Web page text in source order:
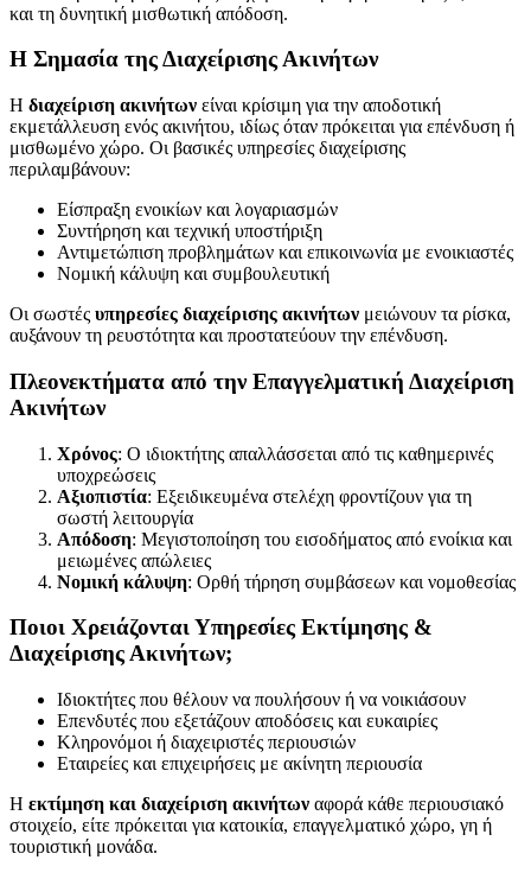
και τη δυνητική μισθωτική απόδοση.
Η Σημασία της Διαχείρισης Ακινήτων
Η διαχείριση ακινήτων είναι κρίσιμη για την αποδοτική
εκμετάλλευση ενός ακινήτου, ιδίως όταν πρόκειται για επένδυση ή
μισθωμένο χώρο. Οι βασικές υπηρεσίες διαχείρισης
περιλαμβάνουν:
Είσπραξη ενοικίων και λογαριασμών
Συντήρηση και τεχνική υποστήριξη
Αντιμετώπιση προβλημάτων και επικοινωνία με ενοικιαστές
Νομική κάλυψη και συμβουλευτική
Οι σωστές υπηρεσίες διαχείρισης ακινήτων μειώνουν τα ρίσκα,
αυξάνουν τη ρευστότητα και προστατεύουν την επένδυση.
Πλεονεκτήματα από την Επαγγελματική Διαχείριση
Ακινήτων
Χρόνος: Ο ιδιοκτήτης απαλλάσσεται από τις καθημερινές
υποχρεώσεις
Αξιοπιστία: Εξειδικευμένα στελέχη φροντίζουν για τη
σωστή λειτουργία
Απόδοση: Μεγιστοποίηση του εισοδήματος από ενοίκια και
μειωμένες απώλειες
Νομική κάλυψη: Ορθή τήρηση συμβάσεων και νομοθεσίας
Ποιοι Χρειάζονται Υπηρεσίες Εκτίμησης &
Διαχείρισης Ακινήτων;
Ιδιοκτήτες που θέλουν να πουλήσουν ή να νοικιάσουν
Επενδυτές που εξετάζουν αποδόσεις και ευκαιρίες
Κληρονόμοι ή διαχειριστές περιουσιών
Εταιρείες και επιχειρήσεις με ακίνητη περιουσία
Η εκτίμηση και διαχείριση ακινήτων αφορά κάθε περιουσιακό
στοιχείο, είτε πρόκειται για κατοικία, επαγγελματικό χώρο, γη ή
τουριστική μονάδα.